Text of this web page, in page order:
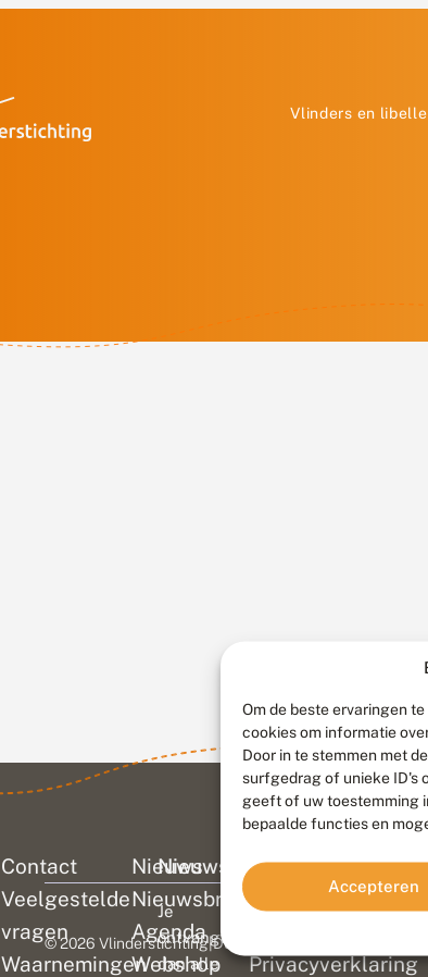
Om de beste ervaringen
cookies om informatie
Door in te stemmen met
surfgedrag of unieke ID's
geeft of uw toestemming
bepaalde functies en
Accepteren
Vlinders en
Contact
Veelgestelde
vragen
Waarnemingen
Nieuws
Nieuwsbrief
Agenda
Webshop
Colofon
Disclaimer
Privacyverklaring
Nieuwsbrief
Je
ontvangt
dan alle
© 2026 Vlinderstichting|Duurzaam ontwikkeld door